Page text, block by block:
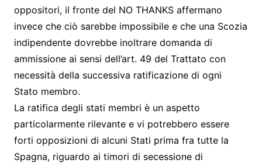
oppositori, il fronte del NO THANKS affermano
invece che ciò sarebbe impossibile e che una Scozia
indipendente dovrebbe inoltrare domanda di
ammissione ai sensi dell’art. 49 del Trattato con
necessità della successiva ratificazione di ogni
Stato membro.
La ratifica degli stati membri è un aspetto
particolarmente rilevante e vi potrebbero essere
forti opposizioni di alcuni Stati prima fra tutte la
Spagna, riguardo ai timori di secessione di